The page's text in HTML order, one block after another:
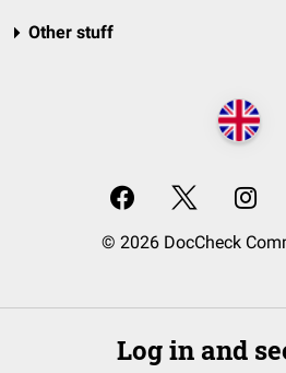
Other stuff
© 2026 DocCheck
Log in and